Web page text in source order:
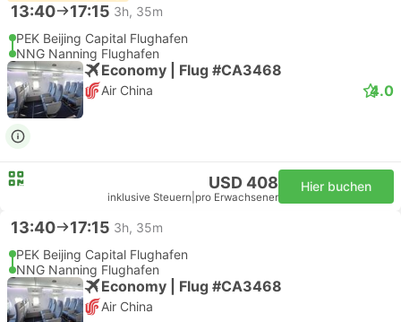
13:40 17:15 3h, 35m
PEK Beijing Capital Flughafen
NNG Nanning Flughafen
Economy | Flug #CA3468
Air China 4.0
USD 408
inklusive Steuern pro Erwachsener
Hier buchen
13:40 17:15 3h, 35m
PEK Beijing Capital Flughafen
NNG Nanning Flughafen
Economy | Flug #CA3468
Air China